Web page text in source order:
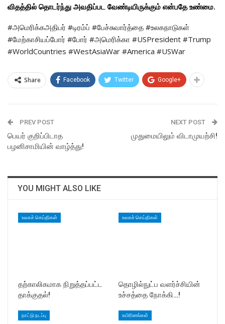
விதத்தில் தொடர்ந்து அவதிப்பட வேண்டியிருக்கும் என்பதே உண்மை.
#அமெரிக்கஅதிபர் #டிரம்ப் #பேச்சுவார்த்தை #உலகநாடுகள்
#மேற்காசியப்போர் #போர் #அமெரிக்கா #USPresident #Trump
#WorldCountries #WestAsiaWar #America #USWar
Share Facebook Twitter Google+
PREV POST
பெயர் குறிப்பிடாத
பழனிசாமியின் வாழ்த்து!
NEXT POST
முதுமையிலும் விடாமுயற்சி!
YOU MIGHT ALSO LIKE
உலகச் செய்திகள்
தற்காலிகமாக நிறுத்தப்பட்ட
தாக்குதல்!
உலகச் செய்திகள்
தொழில்நுட்ப வளர்ச்சியின்
உச்சத்தை நோக்கி…!
நாட்டு நடப்பு உயிரினங்கள்